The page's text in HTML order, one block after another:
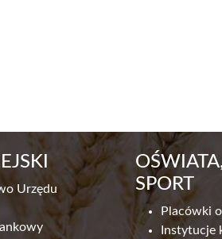
Urzędu
SPORT
Placówki
Instytucje